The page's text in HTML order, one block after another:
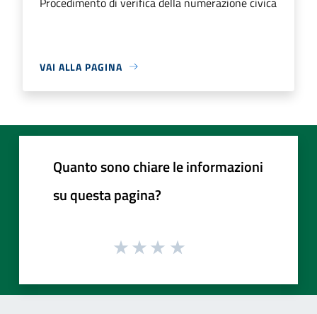
VAI ALLA PAGINA
Quanto sono chiare le informazioni
su questa pagina?